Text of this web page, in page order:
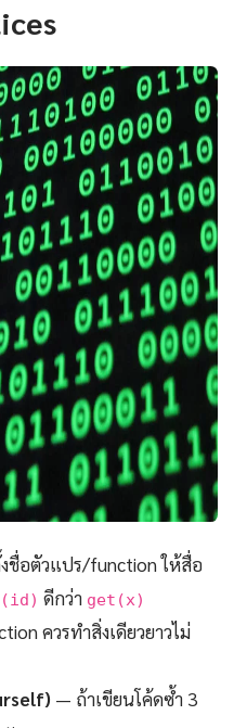
ชื่อตัวแปร/function ให้สื่อ
ดีกว่า get(x)
ควรทำสิ่งเดียวยาวไม่
— ถ้าเขียนโค้ดซ้ำ 3